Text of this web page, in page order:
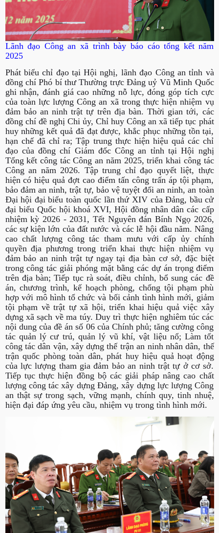
Lãnh đạo Công an xã trình bày báo cáo tổng kết năm
2025
Phát biểu chỉ đạo tại Hội nghị, lãnh đạo Công an tỉnh và
đồng chí Phó bí thư Thường trực Đảng uỷ Vũ Minh Quốc
ghi nhận, đánh giá cao những nỗ lực, đóng góp tích cực
của toàn lực lượng Công an xã trong thực hiện nhiệm vụ
đảm bảo an ninh trật tự trên địa bàn. Thời gian tới, các
đồng chí đề nghị Chi ủy, Chỉ huy Công an xã tiếp tục phát
huy những kết quả đã đạt được, khắc phục những tồn tại,
hạn chế đã chỉ ra; Tập trung thực hiện hiệu quả các chỉ
đạo của đồng chí Giám đốc Công an tỉnh tại Hội nghị
Tổng kết công tác Công an năm 2025, triển khai công tác
Công an năm 2026. Tập trung chỉ đạo quyết liệt, thực
hiện có hiệu quả đợt cao điểm tấn công trấn áp tội phạm,
bảo đảm an ninh, trật tự, bảo vệ tuyệt đối an ninh, an toàn
Đại hội đại biểu toàn quốc lần thứ XIV của Đảng, bầu cử
đại biểu Quốc hội khoá XVI, Hội đồng nhân dân các cấp
nhiệm kỳ 2026 - 2031, Tết Nguyên đán Bính Ngọ 2026,
các sự kiện lớn của đất nước và các lễ hội đầu năm. Nâng
cao chất lượng công tác tham mưu với cấp ủy chính
quyền địa phương trong triển khai thực hiện nhiệm vụ
đảm bảo an ninh trật tự ngay tại địa bàn cơ sở, đặc biệt
trong công tác giải phóng mặt bằng các dự án trọng điểm
trên địa bàn; Tiếp tục rà soát, điều chỉnh, bổ sung các đề
án, chương trình, kế hoạch phòng, chống tội phạm phù
hợp với mô hình tổ chức và bối cảnh tình hình mới, giảm
tội phạm về trật tự xã hội, triển khai hiệu quả việc xây
dựng xã sạch về ma túy. Duy trì thực hiện nghiêm túc các
nội dung của đề án số 06 của Chính phủ; tăng cường công
tác quản lý cư trú, quản lý vũ khí, vật liệu nổ; Làm tốt
công tác dân vận, xây dựng thế trận an ninh nhân dân, thế
trận quốc phòng toàn dân, phát huy hiệu quả hoạt động
của lực lượng tham gia đảm bảo an ninh trật tự ở cơ sở.
Tiếp tục thực hiện đồng bộ các giải pháp nâng cao chất
lượng công tác xây dựng Đảng, xây dựng lực lượng Công
an thật sự trong sạch, vững mạnh, chính quy, tinh nhuệ,
hiện đại đáp ứng yêu cầu, nhiệm vụ trong tình hình mới.